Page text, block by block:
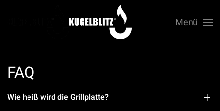
Zum Hauptinhalt springen Menü
FAQ
Wie heiß wird die Grillplatte?